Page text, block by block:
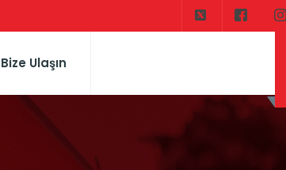
PARKI’NI YERINDE INCELEDI
Bize Ulaşın